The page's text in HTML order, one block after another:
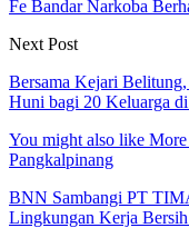
Fe Bandar Narkoba
Next Post
Bersama Kejari
Huni bagi 20 Keluarga
You might also like
Pangkalpinang
BNN Sambangi PT
Lingkungan Kerja